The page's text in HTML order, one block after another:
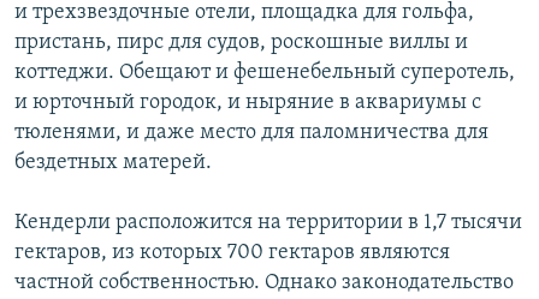
и трехзвездочные отели, площадка для гольфа,
пристань, пирс для судов, роскошные виллы и
коттеджи. Обещают и фешенебельный суперотель,
и юрточный городок, и ныряние в аквариумы с
тюленями, и даже место для паломничества для
бездетных матерей.
Кендерли расположится на территории в 1,7 тысячи
гектаров, из которых 700 гектаров являются
частной собственностью. Однако законодательство